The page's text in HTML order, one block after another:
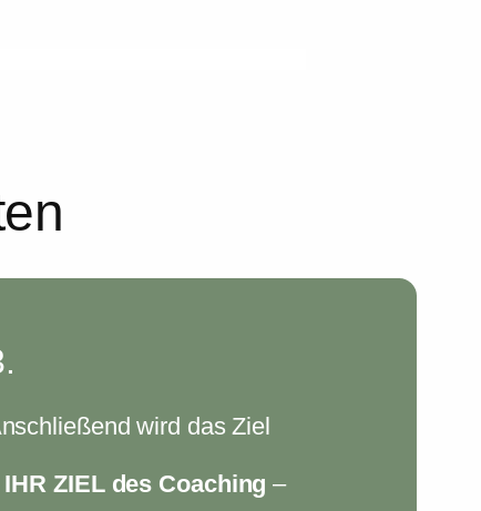
wird das Ziel
IHR ZIEL des Coaching –